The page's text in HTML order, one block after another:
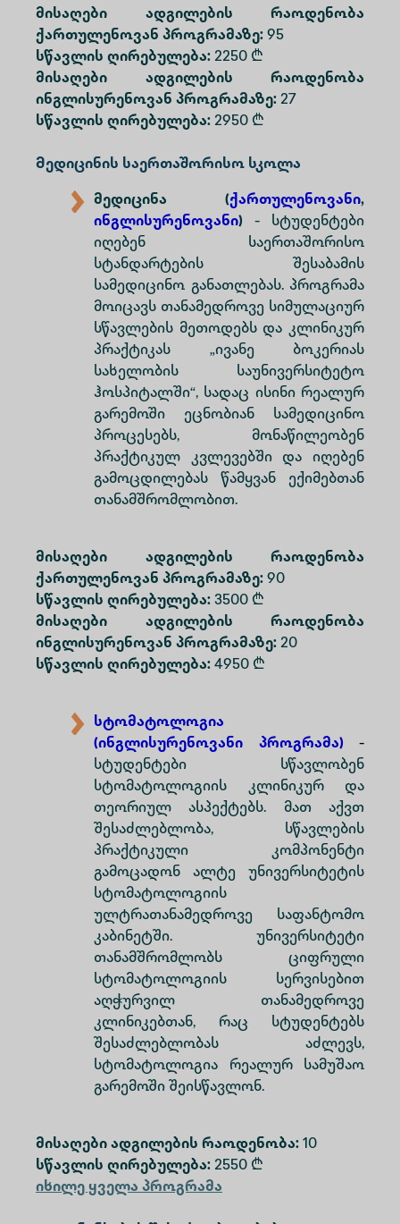
მისაღები ადგილების რაოდენობა
ქართულენოვან პროგრამაზე: 95
სწავლის ღირებულება: 2250 ₾
მისაღები ადგილების რაოდენობა
ინგლისურენოვან პროგრამაზე: 27
სწავლის ღირებულება: 2950 ₾
Მედიცინის საერთაშორისო სკოლა
მედიცინა (ქართულენოვანი,
ინგლისურენოვანი) - სტუდენტები
იღებენ საერთაშორისო
სტანდარტების შესაბამის
სამედიცინო განათლებას. პროგრამა
მოიცავს თანამედროვე სიმულაციურ
სწავლების მეთოდებს და კლინიკურ
პრაქტიკას „ივანე ბოკერიას
სახელობის საუნივერსიტეტო
ჰოსპიტალში“, სადაც ისინი რეალურ
გარემოში ეცნობიან სამედიცინო
პროცესებს, მონაწილეობენ
პრაქტიკულ კვლევებში და იღებენ
გამოცდილებას წამყვან ექიმებთან
თანამშრომლობით.
მისაღები ადგილების რაოდენობა
ქართულენოვან პროგრამაზე: 90
სწავლის ღირებულება: 3500 ₾
მისაღები ადგილების რაოდენობა
ინგლისურენოვან პროგრამაზე: 20
სწავლის ღირებულება: 4950 ₾
სტომატოლოგია
(ინგლისურენოვანი პროგრამა)
-
სტუდენტები სწავლობენ
სტომატოლოგიის კლინიკურ და
თეორიულ ასპექტებს. მათ აქვთ
შესაძლებლობა, სწავლების
პრაქტიკული კომპონენტი
გამოცადონ ალტე უნივერსიტეტის
სტომატოლოგიის
ულტრათანამედროვე საფანტომო
კაბინეტში. უნივერსიტეტი
თანამშრომლობს ციფრული
სტომატოლოგიის სერვისებით
აღჭურვილ თანამედროვე
კლინიკებთან, რაც სტუდენტებს
შესაძლებლობას აძლევს,
სტომატოლოგია რეალურ სამუშაო
გარემოში შეისწავლონ.
მისაღები ადგილების რაოდენობა: 10
სწავლის ღირებულება: 2550 ₾
იხილე ყველა პროგრამა